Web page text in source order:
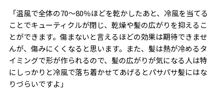
「温風で全体の70～80％ほどを乾かしたあと、冷風を当てる
ことでキューティクルが閉じ、乾燥や髪の広がりを抑えるこ
とができます。傷まないと言えるほどの効果は期待できませ
んが、傷みにくくなると思います。また、髪は熱が冷めるタ
イミングで形が作られるので、髪の広がりが気になる人は特
にしっかりと冷風で落ち着かせてあげるとパサパサ髪にはな
りづらいですよ」